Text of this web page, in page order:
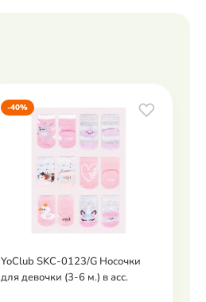
-40%
YoClub SKC-0123/G Носочки
для девочки (3-6 м.) в асс.